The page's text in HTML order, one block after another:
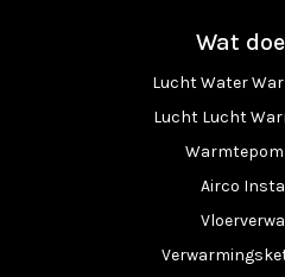
Wat
Lucht Water
Lucht Lucht
Airco